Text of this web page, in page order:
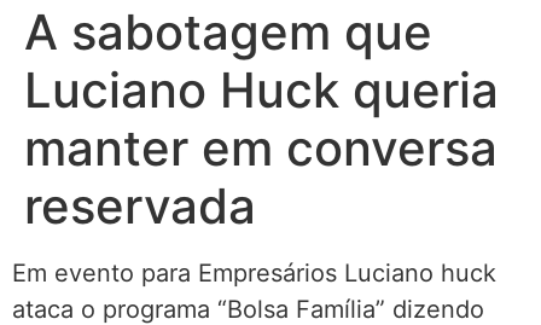
A sabotagem que
Luciano Huck queria
manter em conversa
reservada
Em evento para Empresários Luciano huck
ataca o programa “Bolsa Família” dizendo